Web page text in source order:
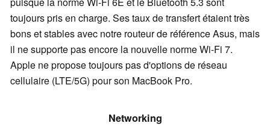
toujours pris en charge. Ses taux de transfert étaient très
bons et stables avec notre routeur de référence Asus, mais
il ne supporte pas encore la nouvelle norme Wi-Fi 7.
Apple ne propose toujours pas d'options de réseau
cellulaire (LTE/5G) pour son MacBook Pro.
Networking